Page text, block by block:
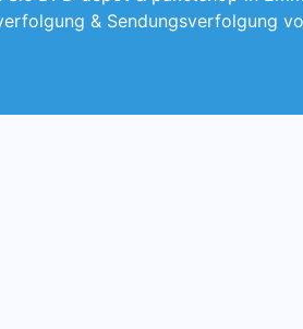
& Sendungsverfolgung